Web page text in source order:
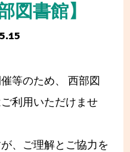
図書館】
等のため、 西部図
利用いただけませ
、ご理解とご協力を